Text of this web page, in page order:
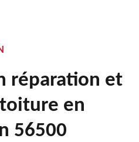
réparation et
en
56500